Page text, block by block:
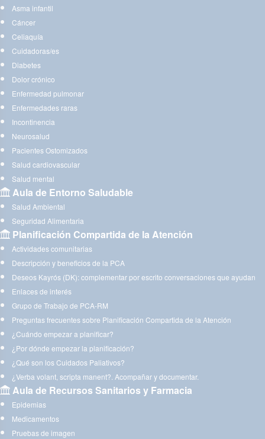
Asma infantil
Cáncer
Celiaquía
Cuidadoras/es
Diabetes
Dolor crónico
Enfermedad pulmonar
Enfermedades raras
Incontinencia
Neurosalud
Pacientes Ostomizados
Salud cardiovascular
Salud mental
Aula de Entorno Saludable
Salud Ambiental
Seguridad Alimentaria
Planificación Compartida de la Atención
Actividades comunitarias
Descripción y beneficios de la PCA
Deseos Kayrós (DK): complementar por escrito conversaciones que ayudan
Enlaces de interés
Grupo de Trabajo de PCA-RM
Preguntas frecuentes sobre Planificación Compartida de la Atención
¿Cuándo empezar a planificar?
¿Por dónde empezar la planificación?
¿Qué son los Cuidados Paliativos?
¿Verba volant, scripta manent?. Acompañar y documentar.
Aula de Recursos Sanitarios y Farmacia
Epidemias
Medicamentos
Pruebas de imagen